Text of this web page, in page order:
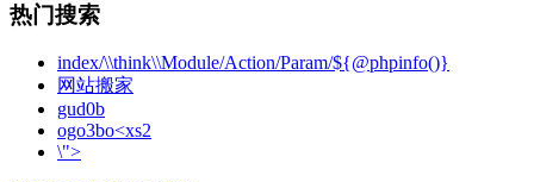
热门搜索
index/\\think\\Module/Action/Param/${@phpinfo()}
网站搬家
gud0b
ogo3bo<xs2
\">